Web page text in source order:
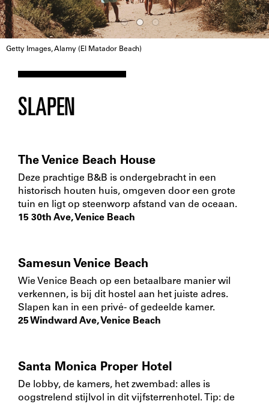
Getty Images, Alamy (El Matador Beach)
SLAPEN
The Venice Beach House
Deze prachtige B&B is ondergebracht in een
historisch houten huis, omgeven door een grote
tuin en ligt op steenworp afstand van de oceaan.
15 30th Ave, Venice Beach
Samesun Venice Beach
Wie Venice Beach op een betaalbare manier wil
verkennen, is bij dit hostel aan het juiste adres.
Slapen kan in een privé- of gedeelde kamer.
25 Windward Ave, Venice Beach
Santa Monica Proper Hotel
De lobby, de kamers, het zwembad: alles is
oogstrelend stijlvol in dit vijfsterrenhotel. Tip: de